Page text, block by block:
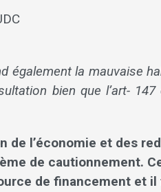
également la mauvaise
bien que l’art-
de l’économie et des
de cautionnement.
de financement et